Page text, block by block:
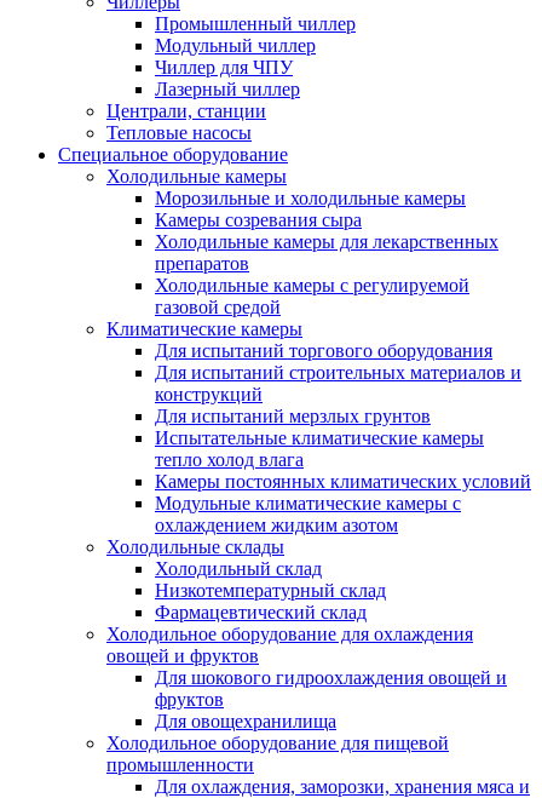
Промышленный чиллер
Модульный чиллер
Чиллер для ЧПУ
Лазерный чиллер
Централи, станции
Тепловые насосы
Специальное оборудование
Холодильные камеры
Морозильные и холодильные камеры
Камеры созревания сыра
Холодильные камеры для лекарственных
препаратов
Холодильные камеры с регулируемой
газовой средой
Климатические камеры
Для испытаний торгового оборудования
Для испытаний строительных материалов и
конструкций
Для испытаний мерзлых грунтов
Испытательные климатические камеры
тепло холод влага
Камеры постоянных климатических условий
Модульные климатические камеры с
охлаждением жидким азотом
Холодильные склады
Холодильный склад
Низкотемпературный склад
Фармацевтический склад
Холодильное оборудование для охлаждения
овощей и фруктов
Для шокового гидроохлаждения овощей и
фруктов
Для овощехранилища
Холодильное оборудование для пищевой
промышленности
Для охлаждения, заморозки, хранения мяса и